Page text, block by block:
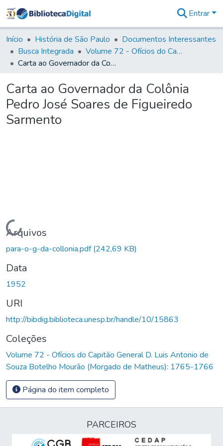
&
Coleções
Tudo na
Biblioteca
Estatísticas
Entrar
Início História de São Paulo
Documentos Interessantes
Busca Integrada
Volume 72 - Ofícios do Capitão General D. Luis Antonio de Souza Botelho Mourão (Morgado de Matheus): 1765-1766
Carta ao Governador da Colônia Pedro José Soares de Figueiredo Sarmento
Carta ao Governador da Colônia
Pedro José Soares de Figueiredo
Sarmento
Carregando...
Arquivos
para-o-g-da-collonia.pdf(242,69 KB)
Data
1952
URI
http://bibdig.biblioteca.unesp.br/handle/10/15863
Coleções
Volume 72 - Ofícios do Capitão General D. Luis Antonio de
Souza Botelho Mourão (Morgado de Matheus): 1765-1766
Página do item completo
PARCEIROS